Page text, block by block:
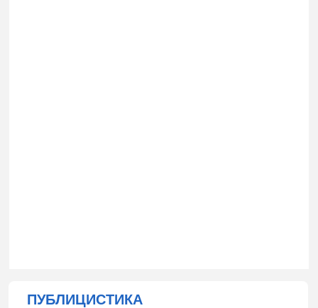
ПУБЛИЦИСТИКА